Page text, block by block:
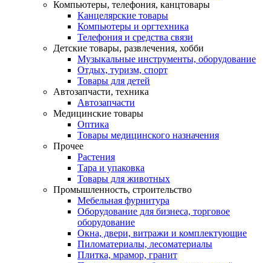
Компьютеры, телефония, канцтовары
Канцелярские товары
Компьютеры и оргтехника
Телефония и средства связи
Детские товары, развлечения, хобби
Музыкальные инструменты, оборудование
Отдых, туризм, спорт
Товары для детей
Автозапчасти, техника
Автозапчасти
Медицинские товары
Оптика
Товары медицинского назначения
Прочее
Растения
Тара и упаковка
Товары для животных
Промышленность, строительство
Мебельная фурнитура
Оборудование для бизнеса, торговое
оборудование
Окна, двери, витражи и комплектующие
Пиломатериалы, лесоматериалы
Плитка, мрамор, гранит